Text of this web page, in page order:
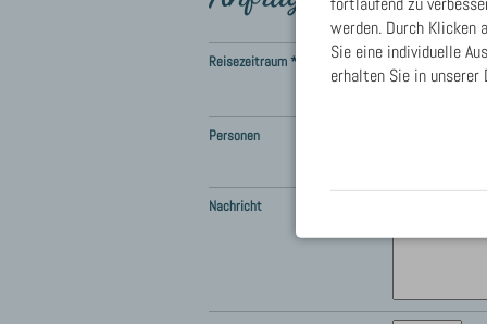
Reisezeitraum *
Personen
Nachricht
werden. Durch Klicken
Sie eine individuelle
erhalten Sie in